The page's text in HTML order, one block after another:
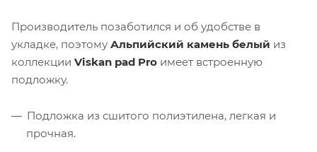
Производитель позаботился и об удобстве в
укладке, поэтому Альпийский камень белый из
коллекции Viskan pad Pro имеет встроенную
подложку.
Подложка из сшитого полиэтилена, легкая и
прочная.